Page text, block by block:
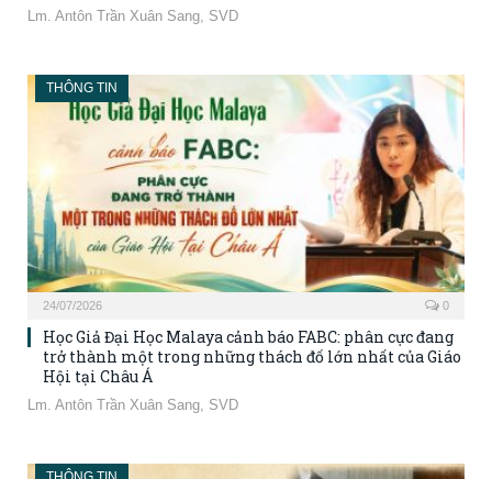
Lm. Antôn Trần Xuân Sang, SVD
THÔNG TIN
24/07/2026 0
Học Giả Đại Học Malaya cảnh báo FABC: phân cực đang
trở thành một trong những thách đố lớn nhất của Giáo
Hội tại Châu Á
Lm. Antôn Trần Xuân Sang, SVD